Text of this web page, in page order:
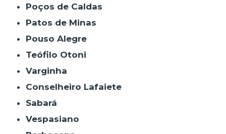
Poços de Caldas
Patos de Minas
Pouso Alegre
Teófilo Otoni
Varginha
Conselheiro Lafaiete
Sabará
Vespasiano